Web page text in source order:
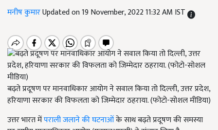
मनीष कुमारUpdated on 19 November, 2022 11:32 AM IST
बढ़ते प्रदूषण पर मानवाधिकार आयोग ने सवाल किया तो दिल्ली, उत्तर प्रदेश,
हरियाणा सरकार की विफलता को जिम्मेदार ठहराया. (फोटो-सोशल मीडिया)
उत्तर भारत मेंपराली जलाने की घटनाओंके साथ बढ़ते प्रदूषण की समस्या